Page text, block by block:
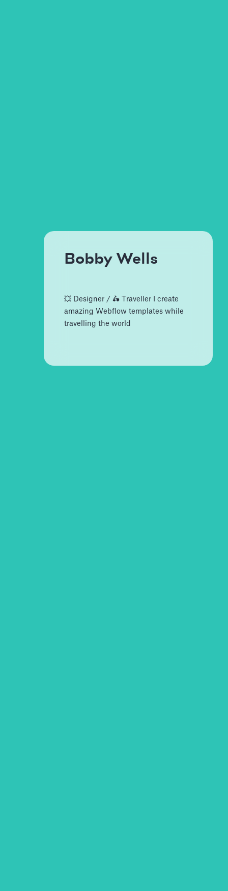
Bobby Wells
💥 Designer / 🛵 Traveller I create
amazing Webflow templates while
travelling the world